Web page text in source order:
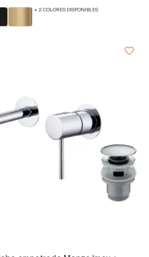
+ 2 COLORES DISPONIBLES